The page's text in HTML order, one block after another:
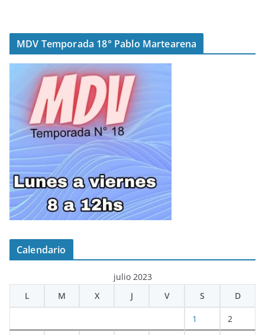
MDV Temporada 18° Pablo Martearena
Calendario
julio 2023
L
M X J V S D
1 2